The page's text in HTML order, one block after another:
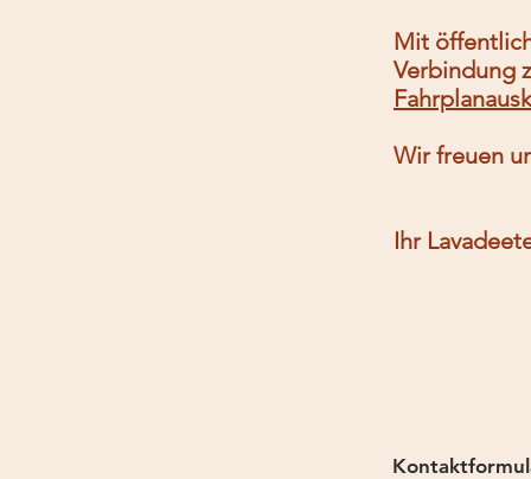
Mit
Verbindung
Wir freuen
Ihr